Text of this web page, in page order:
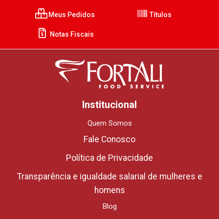
Meus Pedidos Títulos
Notas Fiscais
Institucional
Quem Somos
Fale Conosco
Política de Privacidade
Transparência e igualdade salarial de mulheres e
homens
Blog